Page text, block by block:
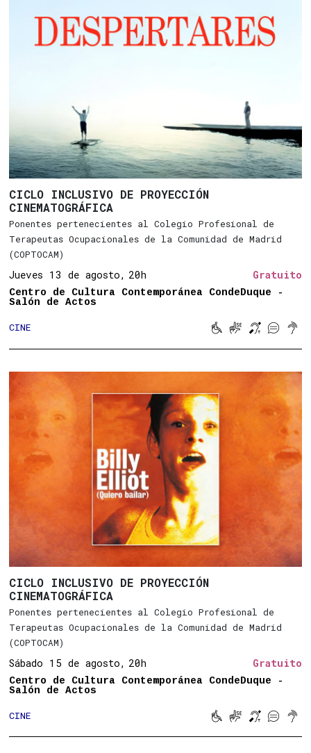
CICLO INCLUSIVO DE PROYECCIÓN
CINEMATOGRÁFICA
Ponentes pertenecientes al Colegio Profesional de
Terapeutas Ocupacionales de la Comunidad de Madrid
(COPTOCAM)
Jueves 13 de agosto, 20h Gratuito
Centro de Cultura Contemporánea CondeDuque -
Salón de Actos
CINE Movilidad
Lengua de

Bucle
 
CICLO INCLUSIVO DE PROYECCIÓN
CINEMATOGRÁFICA
Ponentes pertenecientes al Colegio Profesional de
Terapeutas Ocupacionales de la Comunidad de Madrid
(COPTOCAM)
Sábado 15 de agosto, 20h Gratuito
Centro de Cultura Contemporánea CondeDuque -
Salón de Actos
CINE Movilidad
Lengua de

Bucle
 